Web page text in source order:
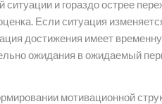
и гораздо острее
Если ситуация
достижения имеет
ожидания в ожидаемый
мотивационной